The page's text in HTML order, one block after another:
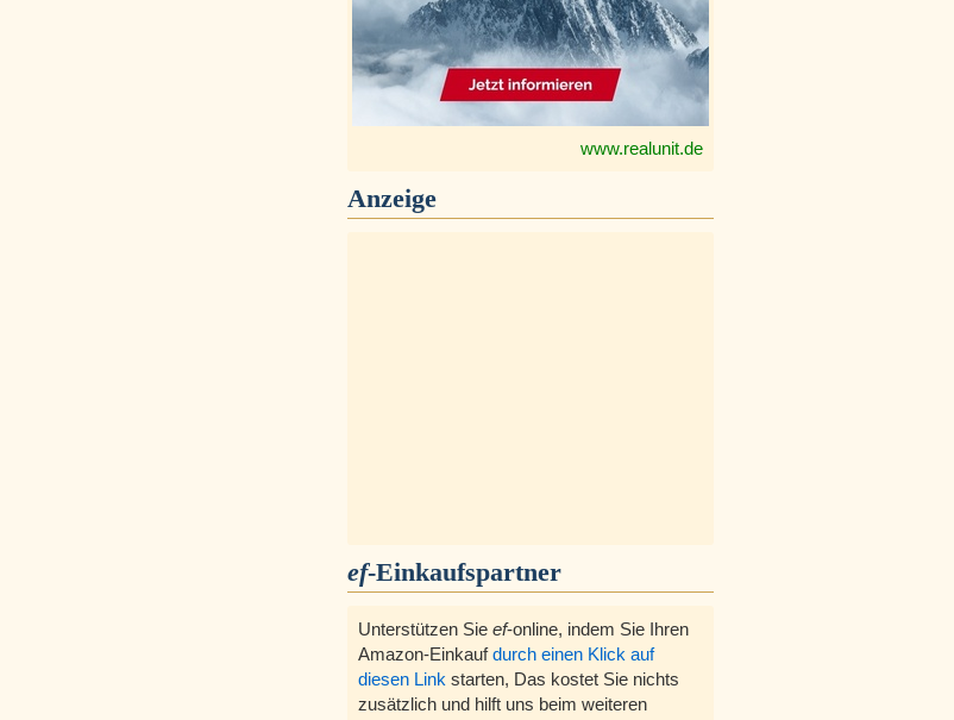
www.realunit.de
Anzeige
ef-Einkaufspartner
Unterstützen Sie ef-online, indem Sie Ihren
Amazon-Einkaufdurch einen Klick auf
diesen Link starten, Das kostet Sie nichts
zusätzlich und hilft uns beim weiteren